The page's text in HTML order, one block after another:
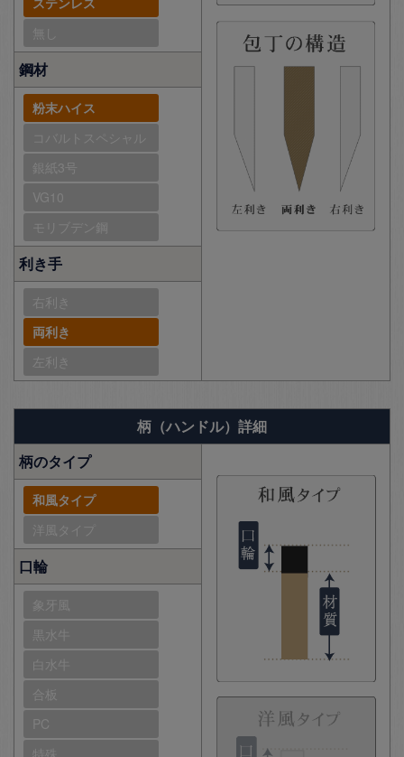
無し
鋼材
粉末ハイス
コバルトスペシャル
銀紙3号
VG10
モリブデン鋼
利き手
右利き
両利き
左利き
柄（ハンドル）詳細
柄のタイプ
和風タイプ
洋風タイプ
口輪
象牙風
黒水牛
白水牛
合板
PC